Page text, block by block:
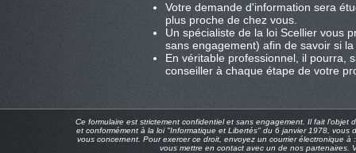
Votre demande d'information sera
plus proche de chez vous.
Un spécialiste de la loi Scellier vous
sans engagement) afin de savoir si
En véritable professionnel, il pourra,
conseiller à chaque étape de votre
Ce formulaire est strictement confidentiel et sans engagement. Il fait
et conformément à la loi "Informatique et Libertés" du 6 janvier 1978,
vous concernent. Pour exercer ce droit, envoyez un courrier électronique
vous mettre en contact avec un de nos partenaires.